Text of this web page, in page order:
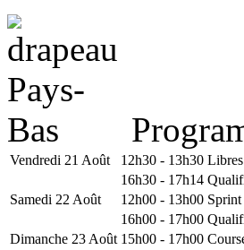
Vendredi 21 Août 12h30 - 13h30 Libres
16h30 - 17h14
Samedi 22 Août
12h00 - 13h00 Sprint
16h00 - 17h00
Dimanche 23 Août 15h00 - 17h00